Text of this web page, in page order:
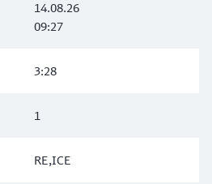
14.08.26
09:27
3:28
1
RE,ICE